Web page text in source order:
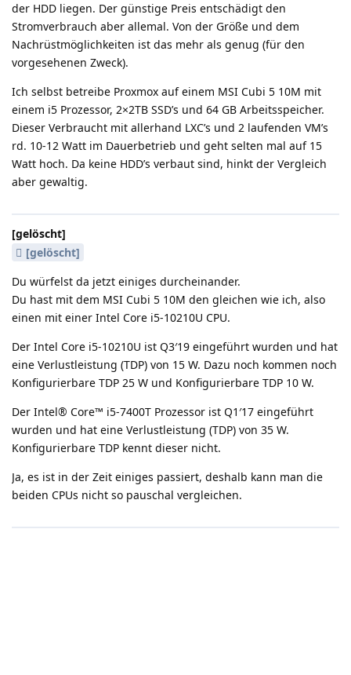
der HDD liegen. Der günstige Preis entschädigt den
Stromverbrauch aber allemal. Von der Größe und dem
Nachrüstmöglichkeiten ist das mehr als genug (für den
vorgesehenen Zweck).
Ich selbst betreibe Proxmox auf einem MSI Cubi 5 10M mit
einem i5 Prozessor, 2×2TB SSD’s und 64 GB Arbeitsspeicher.
Dieser Verbraucht mit allerhand LXC’s und 2 laufenden VM’s
rd. 10-12 Watt im Dauerbetrieb und geht selten mal auf 15
Watt hoch. Da keine HDD’s verbaut sind, hinkt der Vergleich
aber gewaltig.
[gelöscht]
[gelöscht]
Du würfelst da jetzt einiges durcheinander.
Du hast mit dem MSI Cubi 5 10M den gleichen wie ich, also
einen mit einer Intel Core i5-10210U CPU.
Der Intel Core i5-10210U ist Q3′19 eingeführt wurden und hat
eine Verlustleistung (TDP) von 15 W. Dazu noch kommen noch
Konfigurierbare TDP 25 W und Konfigurierbare TDP 10 W.
Der Intel® Core™ i5-7400T Prozessor ist Q1′17 eingeführt
wurden und hat eine Verlustleistung (TDP) von 35 W.
Konfigurierbare TDP kennt dieser nicht.
Ja, es ist in der Zeit einiges passiert, deshalb kann man die
beiden CPUs nicht so pauschal vergleichen.